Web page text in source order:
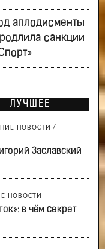
аплодисменты
санкции
ЛУЧШЕЕ
НОВОСТИ /
Заславский
НОВОСТИ
в чём секрет